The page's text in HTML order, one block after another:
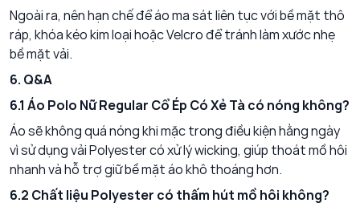
Ngoài ra, nên hạn chế để áo ma sát liên tục với bề mặt thô
ráp, khóa kéo kim loại hoặc Velcro để tránh làm xước nhẹ
bề mặt vải.
6. Q&A
6.1 Áo Polo Nữ Regular Cổ Ép Có Xẻ Tà có nóng không?
Áo sẽ không quá nóng khi mặc trong điều kiện hằng ngày
vì sử dụng vải Polyester có xử lý wicking, giúp thoát mồ hôi
nhanh và hỗ trợ giữ bề mặt áo khô thoáng hơn.
6.2 Chất liệu Polyester có thấm hút mồ hôi không?